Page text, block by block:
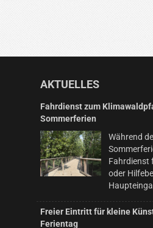
AKTUELLES
Fahrdienst zum
Sommerferien
Während
Fahrdienst
oder
Freier Eintritt für kleine
Ferientag